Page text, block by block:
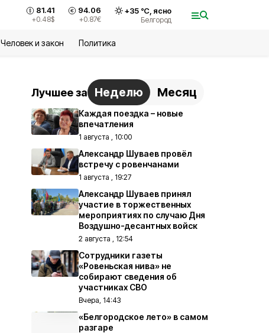
81.41
+0.48$
94.06
+0.87€
+35°С, ясно
Белгород
Человек и закон Политика
Лучшее за Неделю Месяц
Каждая поездка – новые
впечатления
1 августа , 10:00
Александр Шуваев провёл
встречу с ровенчанами
1 августа , 19:27
Александр Шуваев принял
участие в торжественных
мероприятиях по случаю Дня
Воздушно-десантных войск
2 августа , 12:54
Сотрудники газеты
«Ровеньская нива» не
собирают сведения об
участниках СВО
Вчера, 14:43
«Белгородское лето» в самом
разгаре